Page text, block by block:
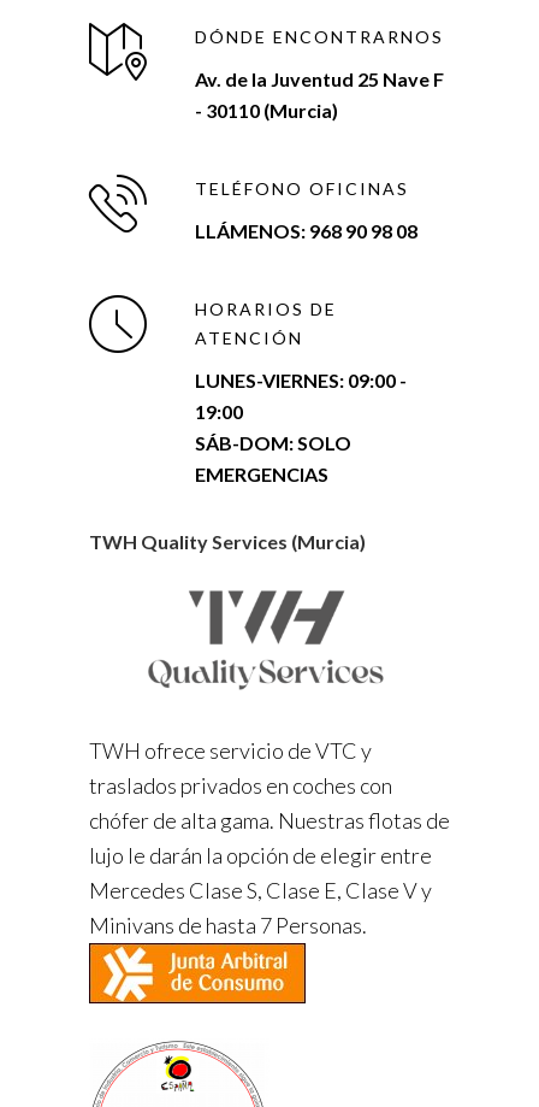
DÓNDE ENCONTRARNOS
Av. de la Juventud 25 Nave F
- 30110 (Murcia)
TELÉFONO OFICINAS
LLÁMENOS: 968 90 98 08
HORARIOS DE
ATENCIÓN
LUNES-VIERNES: 09:00 -
19:00
SÁB-DOM: SOLO
EMERGENCIAS
TWH Quality Services (Murcia)
TWH ofrece servicio de VTC y
traslados privados en coches con
chófer de alta gama. Nuestras flotas de
lujo le darán la opción de elegir entre
Mercedes Clase S, Clase E, Clase V y
Minivans de hasta 7 Personas.